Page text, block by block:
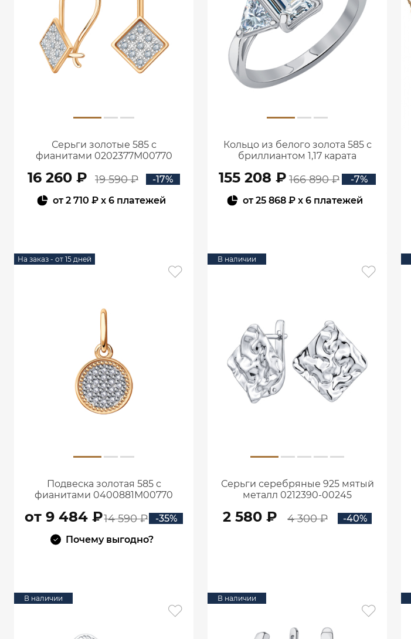
Серьги золотые 585 с
фианитами 0202377М00770
16 260 ₽ 19 590 ₽
-17%
от2 710 ₽ x 6 платежей
Кольцо из белого золота 585 с
бриллиантом 1,17 карата
155 208 ₽ 166 890 ₽
-7%
от25 868 ₽ x 6 платежей
На заказ - от 15 дней
Подвеска золотая 585 с
фианитами 0400881М00770
от 9 484 ₽14 590 ₽
-35%
Почему выгодно?
В наличии
Серьги серебряные 925 мятый
металл 0212390-00245
2 580 ₽ 4 300 ₽ -40%
В наличии В наличии